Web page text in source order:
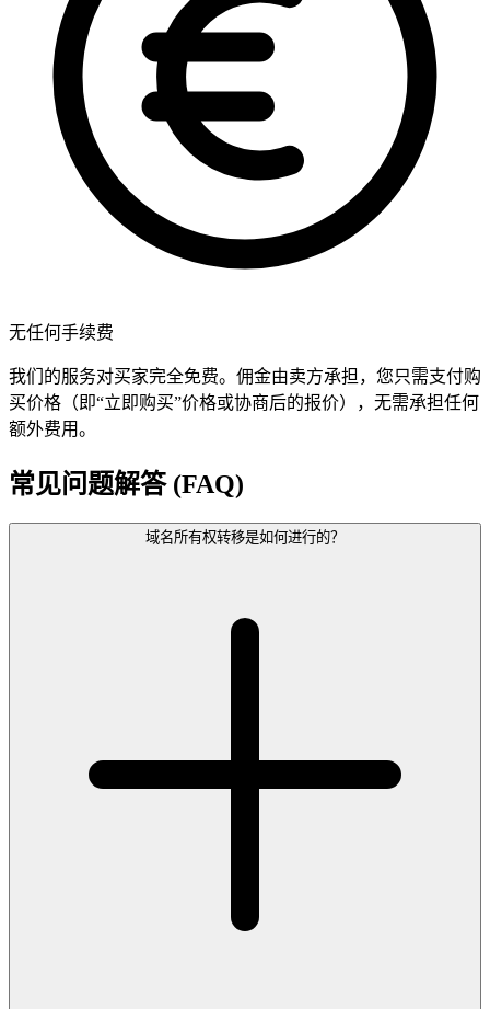
无任何手续费
我们的服务对买家完全免费。佣金由卖方承担，您只需支付购
买价格（即“立即购买”价格或协商后的报价），无需承担任何
额外费用。
常见问题解答 (FAQ)
域名所有权转移是如何进行的？